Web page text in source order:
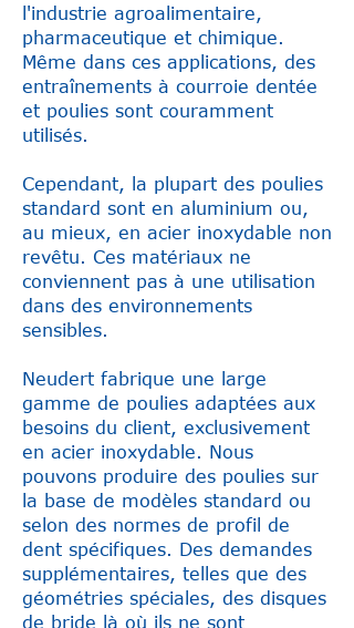
l'industrie agroalimentaire,
pharmaceutique et chimique.
Même dans ces applications, des
entraînements à courroie dentée
et poulies sont couramment
utilisés.
Cependant, la plupart des poulies
standard sont en aluminium ou,
au mieux, en acier inoxydable non
revêtu. Ces matériaux ne
conviennent pas à une utilisation
dans des environnements
sensibles.
Neudert fabrique une large
gamme de poulies adaptées aux
besoins du client, exclusivement
en acier inoxydable. Nous
pouvons produire des poulies sur
la base de modèles standard ou
selon des normes de profil de
dent spécifiques. Des demandes
supplémentaires, telles que des
géométries spéciales, des disques
de bride là où ils ne sont